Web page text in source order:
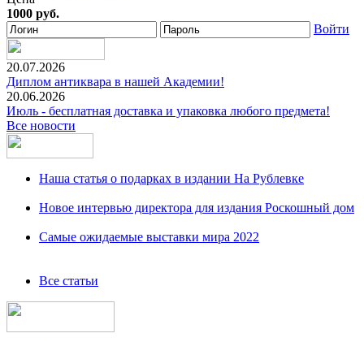
1000 руб.
Войти
20.07.2026
Диплом антиквара в нашей Академии!
20.06.2026
Июль - бесплатная доставка и упаковка любого предмета!
Все новости
Наша статья о подарках в издании На Рублевке
Новое интервью директора для издания Роскошный дом
Самые ожидаемые выставки мира 2022
Все статьи